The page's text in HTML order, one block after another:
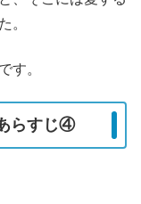
。
す。
らすじ④